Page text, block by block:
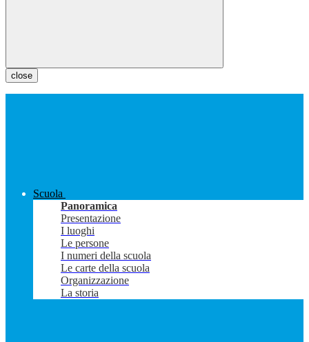
close
Scuola
Panoramica
Presentazione
I luoghi
Le persone
I numeri della scuola
Le carte della scuola
Organizzazione
La storia